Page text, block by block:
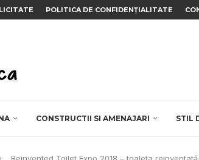
POLITICA DE CONFIDENȚIALITATE
CONSTRUCTII SI AMENAJARI STIL